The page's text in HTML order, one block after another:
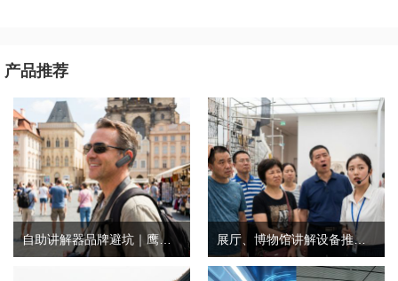
产品推荐
自助讲解器品牌避坑｜鹰米自助讲解器，实测好用不踩雷 展厅、博物馆讲解设备推荐｜分区讲解系统，解决多团队接待核心痛点